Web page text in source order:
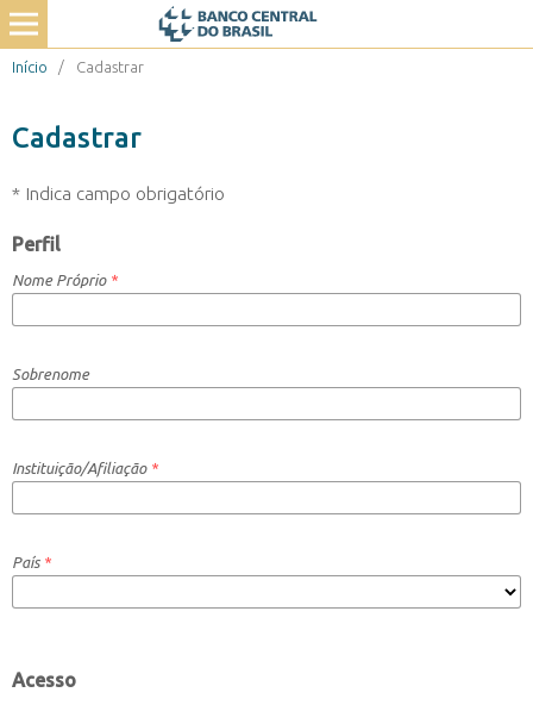
Início / Cadastrar
Cadastrar
* Indica campo obrigatório
Perfil
Nome Próprio *
Sobrenome
Instituição/Afiliação *
País *
Acesso